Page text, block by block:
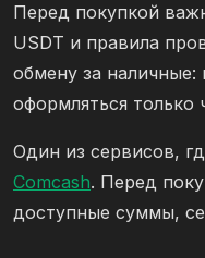
Перед покупкой
USDT и правила
обмену за
оформляться только
Один из сервисов,
Comcash. Перед
доступные суммы,